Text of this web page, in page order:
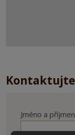
Jméno a